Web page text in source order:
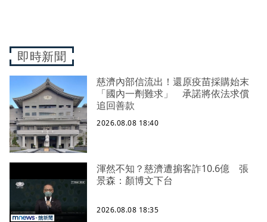
即時新聞
慈濟內部信流出！還原疫苗採購始末
「國內一劑難求」 承諾將依法求償
追回善款
2026.08.08 18:40
渾然不知？慈濟遭掮客詐10.6億 張
景森：顏博文下台
2026.08.08 18:35